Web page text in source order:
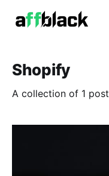
Shopify
A collection of 1 post